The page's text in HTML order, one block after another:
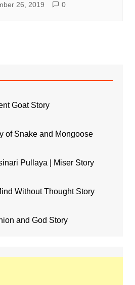
26, 2019 0
Goat Story
Snake and Mongoose
Pullaya | Miser Story
Without Thought Story
and God Story